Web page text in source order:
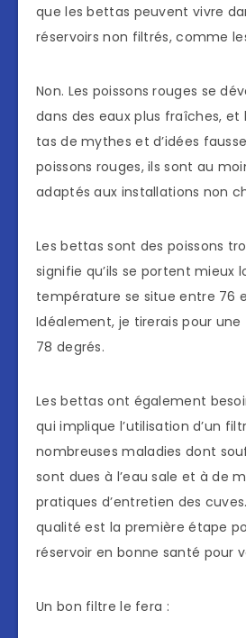
que les bettas peuvent vivre
réservoirs non filtrés, comme
Non. Les poissons rouges se
dans des eaux plus fraîches, et
tas de mythes et d’idées
poissons rouges, ils sont au
adaptés aux installations non
Les bettas sont des poissons
signifie qu’ils se portent mieux
température se situe entre 76
Idéalement, je tirerais pour
78 degrés.
Les bettas ont également
qui implique l’utilisation d’un
nombreuses maladies dont
sont dues à l’eau sale et à de
pratiques d’entretien des
qualité est la première étape
réservoir en bonne santé pour
Un bon filtre le fera :